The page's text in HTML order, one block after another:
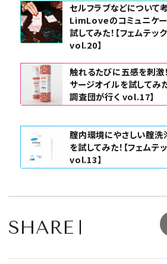
セルフラブなどについて
LimLoveのコミュニケー
試してみた！【フェムテッ
vol.20】
触れるたびに五感を刺
サージオイルを試してみた
調査団が行く vol.17】
腟内環境にやさしい腟洗
を試してみた！【フェムテ
vol.13】
SHARE